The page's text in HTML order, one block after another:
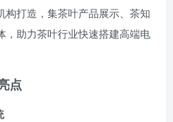
构打造，集茶叶产品展示、茶知
，助力茶叶行业快速搭建高端电
点